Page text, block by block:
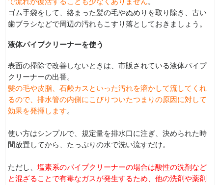
ゴム手袋をして、絡まった髪の毛やぬめりを取り除き、古い
歯ブラシなどで周辺の汚れもこすり落としておきましょう。
液体パイプクリーナーを使う
表面の掃除で改善しないときは、市販されている液体パイプ
クリーナーの出番。
髪の毛や皮脂、石鹸カスといった汚れを溶かして流してくれ
るので、排水管の内側にこびりついたつまりの原因に対して
効果を発揮します。
使い方はシンプルで、規定量を排水口に注ぎ、決められた時
間放置してから、たっぷりの水で洗い流すだけ。
ただし、 塩素系のパイプクリーナーの場合は酸性の洗剤など
と混ざることで有毒なガスが発生するため、他の洗剤や薬剤